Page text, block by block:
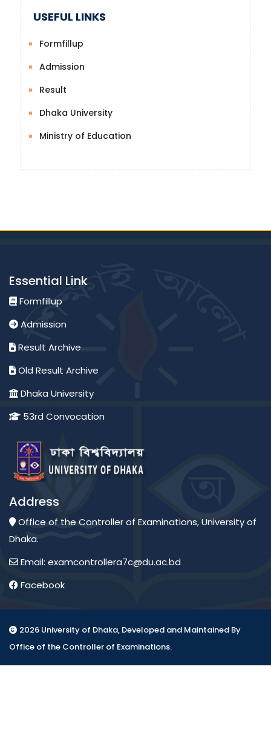
USEFUL LINKS
Formfillup
Admission
Result
Dhaka University
Ministry of Education
Essential Link
Formfillup
Admission
Result Archive
Old Result Archive
Dhaka University
53rd Convocation
Address
Office of the Controller of Examinations, University of
Dhaka.
Email: examcontrollera7c@du.ac.bd
Facebook
2026 University of Dhaka, Developed and Maintained By
Office of the Controller of Examinations.